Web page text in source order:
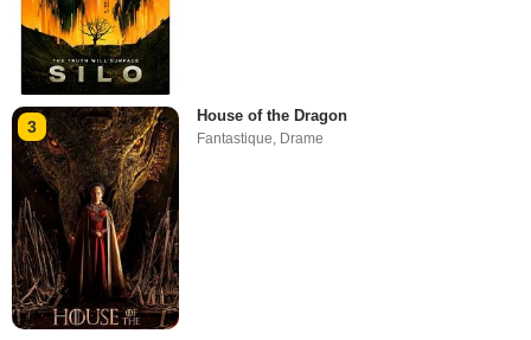
3
House of the Dragon
Fantastique, Drame